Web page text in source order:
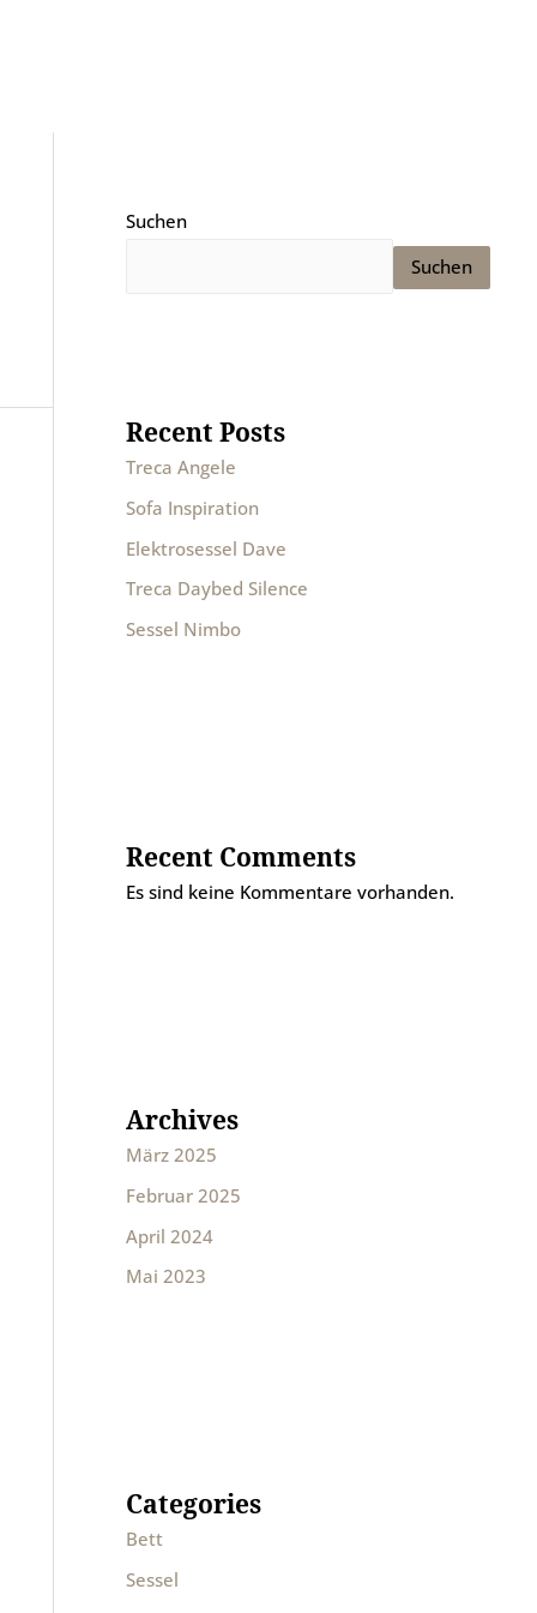
Suchen
Suchen
Recent Posts
Treca Angele
Sofa Inspiration
Elektrosessel Dave
Treca Daybed Silence
Sessel Nimbo
Recent Comments
Es sind keine Kommentare vorhanden.
Archives
März 2025
Februar 2025
April 2024
Mai 2023
Categories
Bett
Sessel